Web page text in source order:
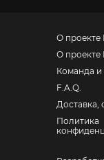
О проекте
О проекте
Команда и
F.A.Q.
Доставка,
Политика